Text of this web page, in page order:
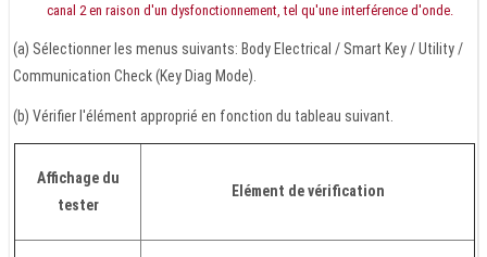
canal 2 en raison d'un dysfonctionnement, tel qu'une interférence d'onde.
(a) Sélectionner les menus suivants: Body Electrical / Smart Key / Utility /
Communication Check (Key Diag Mode).
(b) Vérifier l'élément approprié en fonction du tableau suivant.
Affichage du
tester
Elément de vérification